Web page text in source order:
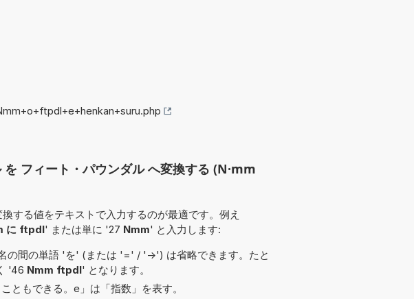
フィート・パウンダル へ変換する (N·mm
する値をテキストで入力するのが最適です。例え
に ftpdl' または単に '27 Nmm' と入力します:
の間の単語 'を' (または '=' / '->') は省略できます。たと
'46 Nmm ftpdl' となります。
ともできる。e」は「指数」を表す。